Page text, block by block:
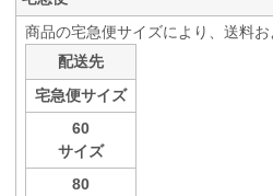
商品の宅急便サイズにより、送料
配送先
宅急便サイズ
60
サイズ
80